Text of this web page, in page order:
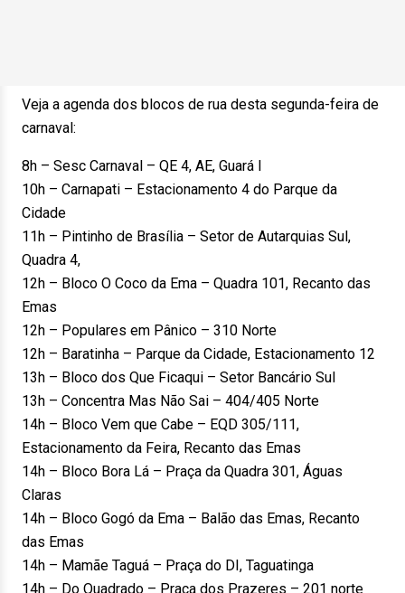
Veja a agenda dos blocos de rua desta segunda-feira de
carnaval:
8h – Sesc Carnaval – QE 4, AE, Guará I
10h – Carnapati – Estacionamento 4 do Parque da
Cidade
11h – Pintinho de Brasília – Setor de Autarquias Sul,
Quadra 4,
12h – Bloco O Coco da Ema – Quadra 101, Recanto das
Emas
12h – Populares em Pânico – 310 Norte
12h – Baratinha – Parque da Cidade, Estacionamento 12
13h – Bloco dos Que Ficaqui – Setor Bancário Sul
13h – Concentra Mas Não Sai – 404/405 Norte
14h – Bloco Vem que Cabe – EQD 305/111,
Estacionamento da Feira, Recanto das Emas
14h – Bloco Bora Lá – Praça da Quadra 301, Águas
Claras
14h – Bloco Gogó da Ema – Balão das Emas, Recanto
das Emas
14h – Mamãe Taguá – Praça do DI, Taguatinga
14h – Do Quadrado – Praça dos Prazeres – 201 norte